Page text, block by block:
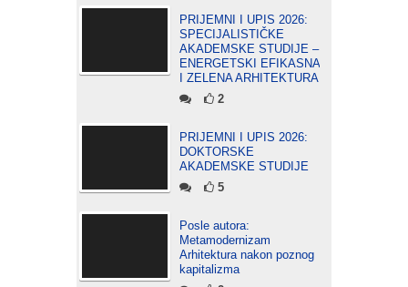
PRIJEMNI I UPIS 2026:
SPECIJALISTIČKE
AKADEMSKE STUDIJE –
ENERGETSKI EFIKASNA
I ZELENA ARHITEKTURA
2
PRIJEMNI I UPIS 2026:
DOKTORSKE
AKADEMSKE STUDIJE
5
Posle autora:
Metamodernizam
Arhitektura nakon poznog
kapitalizma